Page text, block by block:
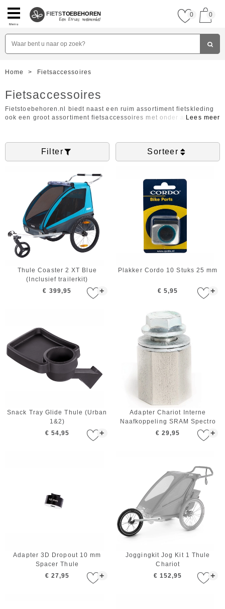
Menu
FIETSTOEBEHOREN 0 0
Home > Fietsaccessoires
Fietsaccessoires
Fietstoebehoren.nl biedt naast een ruim assortiment fietskleding
ook een groot assortiment fietsaccessoires met onder andere
producten van verschillende kwaliteitsmerken. Met de filter in de
linkerkolom vindt u snel en eenvoudig het product wat u zoekt.
Filter Sorteer
+
Thule Coaster 2 XT Blue
(Inclusief trailerkit)
€ 399,95
+
Plakker Cordo 10 Stuks 25 mm
€ 5,95
+
Snack Tray Glide Thule (Urban
1&2)
€ 54,95
+
Adapter Chariot Interne
Naafkoppeling SRAM Spectro
Thule
€ 29,95
+
Adapter 3D Dropout 10 mm
Spacer Thule
€ 27,95
+
Joggingkit Jog Kit 1 Thule
Chariot
€ 152,95